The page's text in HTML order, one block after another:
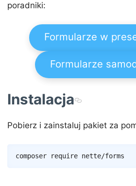
poradniki:
Formularze w
Formularze
Instalacja
Pobierz i zainstaluj pakiet za
composer